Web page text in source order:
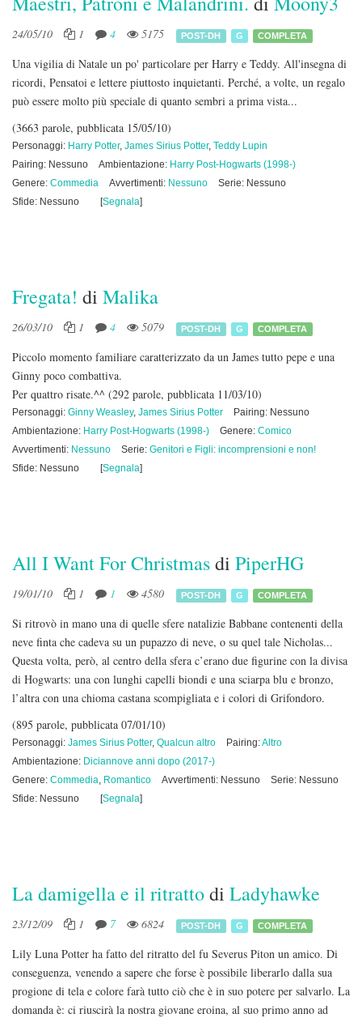
24/05/10 1 4 5175 POST-DH G COMPLETA
Una vigilia di Natale un po' particolare per Harry e Teddy. All'insegna di
ricordi, Pensatoi e lettere piuttosto inquietanti. Perché, a volte, un regalo
può essere molto più speciale di quanto sembri a prima vista...
(3663 parole, pubblicata 15/05/10)
Personaggi: Harry Potter, James Sirius Potter, Teddy Lupin
Pairing: Nessuno
Ambientazione: Harry Post-Hogwarts (1998-)
Genere: Commedia Avvertimenti: Nessuno
Serie: Nessuno
Sfide: Nessuno
[Segnala]
Fregata! di Malika
26/03/10 1 4 5079 POST-DH G COMPLETA
Piccolo momento familiare caratterizzato da un James tutto pepe e una
Ginny poco combattiva.
Per quattro risate.^^ (292 parole, pubblicata 11/03/10)
Personaggi: Ginny Weasley, James Sirius Potter
Pairing: Nessuno
Ambientazione: Harry Post-Hogwarts (1998-) Genere: Comico
Avvertimenti: Nessuno Serie: Genitori e Figli: incomprensioni e non!
Sfide: Nessuno
[Segnala]
All I Want For Christmasdi PiperHG
19/01/10 1 1 4580 POST-DH G COMPLETA
Si ritrovò in mano una di quelle sfere natalizie Babbane contenenti della
neve finta che cadeva su un pupazzo di neve, o su quel tale Nicholas...
Questa volta, però, al centro della sfera c’erano due figurine con la divisa
di Hogwarts: una con lunghi capelli biondi e una sciarpa blu e bronzo,
l’altra con una chioma castana scompigliata e i colori di Grifondoro.
(895 parole, pubblicata 07/01/10)
Personaggi: James Sirius Potter, Qualcun altro Pairing:Altro
Ambientazione: Diciannove anni dopo (2017-)
Genere: Commedia, Romantico Avvertimenti: Nessuno
Serie: Nessuno
Sfide: Nessuno
[Segnala]
La damigella e il ritrattodi Ladyhawke
23/12/09 1 7 6824 POST-DH G COMPLETA
Lily Luna Potter ha fatto del ritratto del fu Severus Piton un amico. Di
conseguenza, venendo a sapere che forse è possibile liberarlo dalla sua
progione di tela e colore farà tutto ciò che è in suo potere per salvarlo. La
domanda è: ci riuscirà la nostra giovane eroina, al suo primo anno ad